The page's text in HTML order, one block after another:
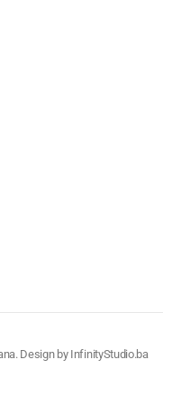
Design by InfinityStudio.ba